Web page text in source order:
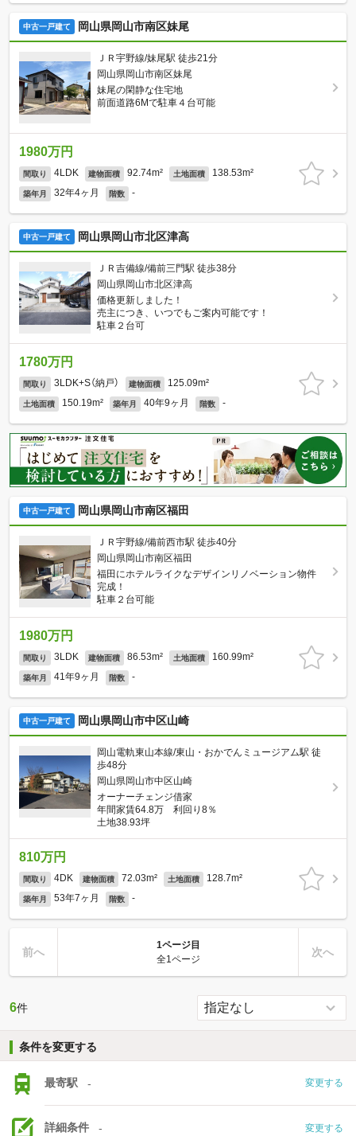
中古一戸建て 岡山県岡山市南区妹尾
ＪＲ宇野線/妹尾駅 徒歩21分
岡山県岡山市南区妹尾
妹尾の閑静な住宅地
前面道路6Mで駐車４台可能
1980万円
間取り 4LDK 建物面積 92.74m² 土地面積 138.53m²
築年月 32年4ヶ月 階数 -
中古一戸建て 岡山県岡山市北区津高
ＪＲ吉備線/備前三門駅 徒歩38分
岡山県岡山市北区津高
価格更新しました！
売主につき、いつでもご案内可能です！
駐車２台可
1780万円
間取り 3LDK+S（納戸） 建物面積 125.09m²
土地面積 150.19m² 築年月 40年9ヶ月 階数 -
中古一戸建て 岡山県岡山市南区福田
ＪＲ宇野線/備前西市駅 徒歩40分
岡山県岡山市南区福田
福田にホテルライクなデザインリノベーション物件
完成！
駐車２台可能
1980万円
間取り 3LDK 建物面積 86.53m² 土地面積 160.99m²
築年月 41年9ヶ月 階数 -
中古一戸建て 岡山県岡山市中区山崎
岡山電軌東山本線/東山・おかでんミュージアム駅 徒
歩48分
岡山県岡山市中区山崎
オーナーチェンジ借家
年間家賃64.8万 利回り8％
土地38.93坪
810万円
間取り 4DK 建物面積 72.03m² 土地面積 128.7m²
築年月 53年7ヶ月 階数 -
前へ
1ページ目
全1ページ
次へ
6件
条件を変更する
最寄駅 - 変更する
詳細条件 - 変更する